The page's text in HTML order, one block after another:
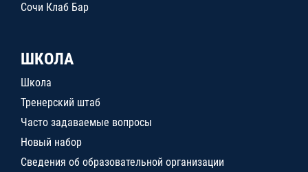
Сочи Клаб Бар
ШКОЛА
Школа
Тренерский штаб
Часто задаваемые вопросы
Новый набор
Сведения об образовательной организации